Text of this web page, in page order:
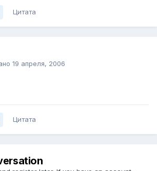
Цитата
19 апреля, 2006
Цитата